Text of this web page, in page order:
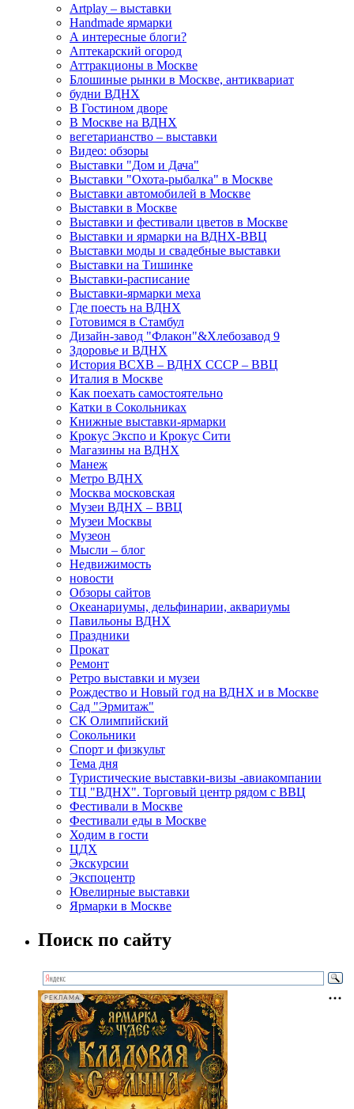
Artplay – выставки
Handmade ярмарки
А интересные блоги?
Аптекарский огород
Аттракционы в Москве
Блошиные рынки в Москве, антиквариат
будни ВДНХ
В Гостином дворе
В Москве на ВДНХ
вегетарианство – выставки
Видео: обзоры
Выставки "Дом и Дача"
Выставки "Охота-рыбалка" в Москве
Выставки автомобилей в Москве
Выставки в Москве
Выставки и фестивали цветов в Москве
Выставки и ярмарки на ВДНХ-ВВЦ
Выставки моды и свадебные выставки
Выставки на Тишинке
Выставки-расписание
Выставки-ярмарки меха
Где поесть на ВДНХ
Готовимся в Стамбул
Дизайн-завод "Флакон"&Хлебозавод 9
Здоровье и ВДНХ
История ВСХВ – ВДНХ СССР – ВВЦ
Италия в Москве
Как поехать самостоятельно
Катки в Сокольниках
Книжные выставки-ярмарки
Крокус Экспо и Крокус Сити
Магазины на ВДНХ
Манеж
Метро ВДНХ
Москва московская
Музеи ВДНХ – ВВЦ
Музеи Москвы
Музеон
Мысли – блог
Недвижимость
новости
Обзоры сайтов
Океанариумы, дельфинарии, аквариумы
Павильоны ВДНХ
Праздники
Прокат
Ремонт
Ретро выставки и музеи
Рождество и Новый год на ВДНХ и в Москве
Сад "Эрмитаж"
СК Олимпийский
Сокольники
Спорт и физкульт
Тема дня
Туристические выставки-визы -авиакомпании
ТЦ "ВДНХ". Торговый центр рядом с ВВЦ
Фестивали в Москве
Фестивали еды в Москве
Ходим в гости
ЦДХ
Экскурсии
Экспоцентр
Ювелирные выставки
Ярмарки в Москве
Поиск по сайту
РЕКЛАМА